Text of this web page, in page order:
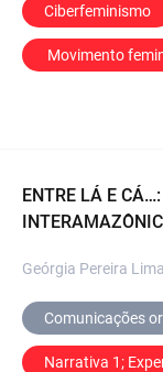
Ciberfeminismo
Movimento
ENTRE LÁ E
Geórgia Pereira Lima
Comunicações
Narrativa 1;